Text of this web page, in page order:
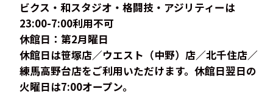
ビクス・和スタジオ・格闘技・アジリティーは
23:00-7:00利用不可
休館日：第2月曜日
休館日は笹塚店／ウエスト（中野）店／北千住店／
練馬高野台店をご利用いただけます。休館日翌日の
火曜日は7:00オープン。